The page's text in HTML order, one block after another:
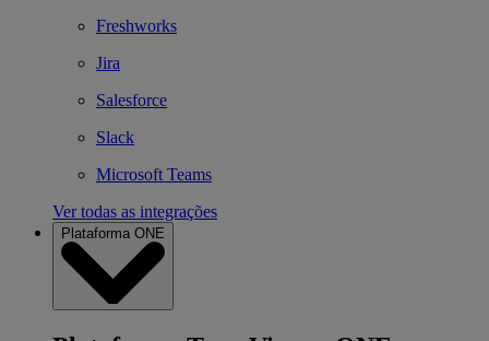
Freshworks
Jira
Salesforce
Slack
Microsoft Teams
Ver todas as integrações
Plataforma ONE